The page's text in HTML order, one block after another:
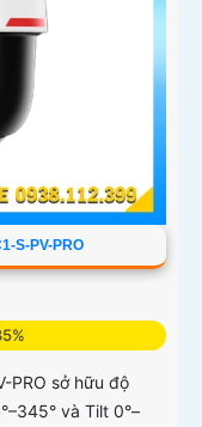
S-PV-PRO
PRO sở hữu độ
và Tilt 0°–